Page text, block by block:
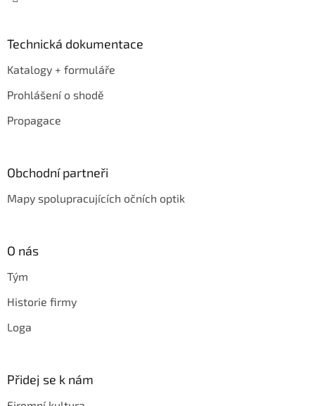
Technická dokumentace
Katalogy + formuláře
Prohlášení o shodě
Propagace
Obchodní partneři
Mapy spolupracujících očních optik
O nás
Tým
Historie firmy
Loga
Přidej se k nám